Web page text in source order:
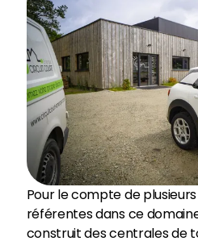
Pour le compte de
référentes dans ce
construit des centrales de